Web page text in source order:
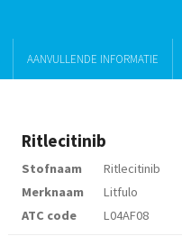
AANVULLENDE INFORMATIE
Ritlecitinib
Stofnaam
Ritlecitinib
Merknaam
Litfulo
ATC code
L04AF08